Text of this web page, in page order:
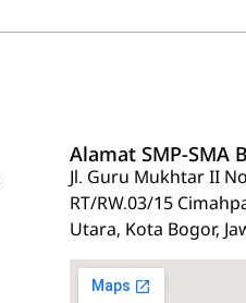
Alamat SMP-SMA
Jl. Guru Mukhtar II
RT/RW.03/15
Utara, Kota Bogor,